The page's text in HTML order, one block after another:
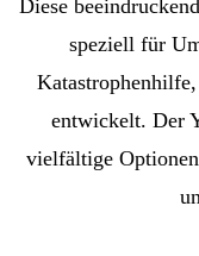
Diese
speziell für
entwickelt. Der
vielfältige